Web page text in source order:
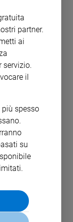
partner.
ai
servizio.
il
più spesso
su